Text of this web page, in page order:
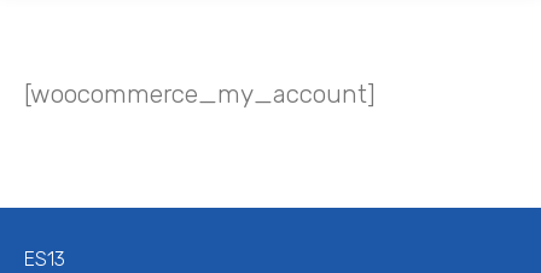
[woocommerce_my_account]
ES13